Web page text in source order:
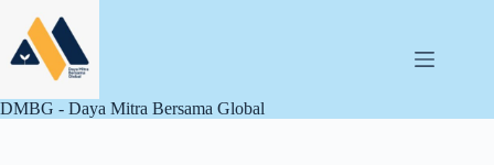
content
DMBG - Daya Mitra Bersama Global